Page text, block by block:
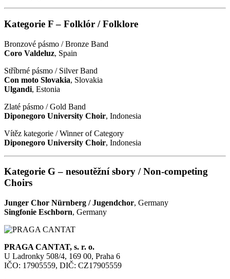
Kategorie F – Folklór / Folklore
Bronzové pásmo / Bronze Band
Coro Valdeluz, Spain
Stříbrné pásmo / Silver Band
Con moto Slovakia, Slovakia
Ulgandi, Estonia
Zlaté pásmo / Gold Band
Diponegoro University Choir, Indonesia
Vítěz kategorie / Winner of Category
Diponegoro University Choir, Indonesia
Kategorie G – nesoutěžní sbory / Non-competing
Choirs
Junger Chor Nürnberg / Jugendchor, Germany
Singfonie Eschborn, Germany
PRAGA CANTAT, s. r. o.
U Ladronky 508/4, 169 00, Praha 6
IČO: 17905559, DIČ: CZ17905559